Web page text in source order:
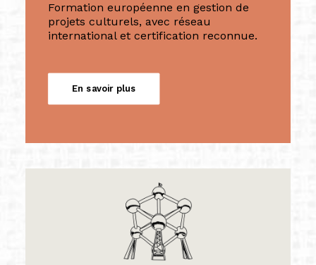
Formation européenne en gestion de
projets culturels, avec réseau
international et certification reconnue.
En savoir plus